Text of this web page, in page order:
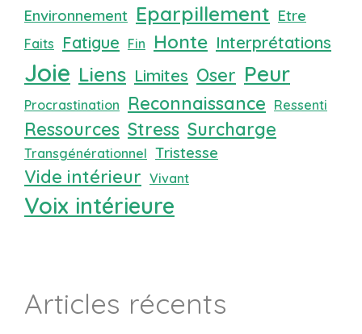
Environnement Eparpillement Etre
Faits Fatigue Fin Honte Interprétations
Joie Liens Limites Oser Peur
Procrastination Reconnaissance Ressenti
Ressources Stress Surcharge
Transgénérationnel Tristesse
Vide intérieur Vivant
Voix intérieure
Articles récents